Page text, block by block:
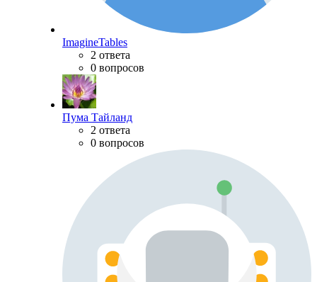
ImagineTables
2 ответа
0 вопросов
Пума Тайланд
2 ответа
0 вопросов